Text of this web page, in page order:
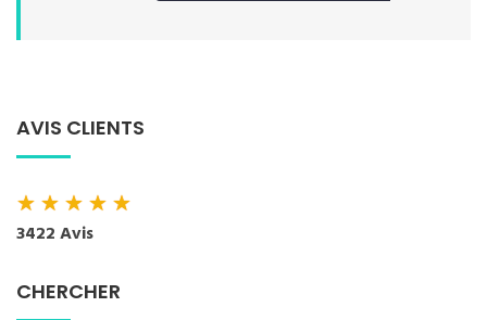
AVIS CLIENTS
★★★★★
3422 Avis
CHERCHER